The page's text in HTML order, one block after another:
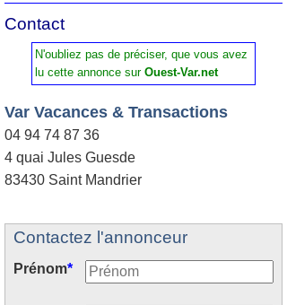
Contact
N'oubliez pas de préciser, que vous avez
lu cette annonce sur Ouest-Var.net
Var Vacances & Transactions
04 94 74 87 36
4 quai Jules Guesde
83430 Saint Mandrier
Contactez l'annonceur
Prénom*